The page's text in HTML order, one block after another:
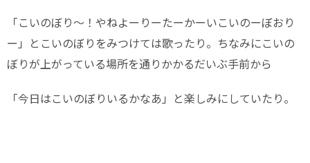
「こいのぼり〜！やねよーりーたーかーいこいのーぼおり
ー」とこいのぼりをみつけては歌ったり。ちなみにこいの
ぼりが上がっている場所を通りかかるだいぶ手前から
「今日はこいのぼりいるかなあ」と楽しみにしていたり。